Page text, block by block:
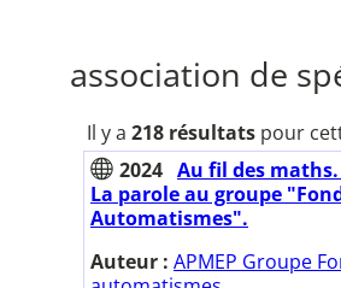
association de
Il y a 218 résultats pour
2024 Au fil des maths.
La parole au groupe
Automatismes".
Auteur : APMEP Groupe